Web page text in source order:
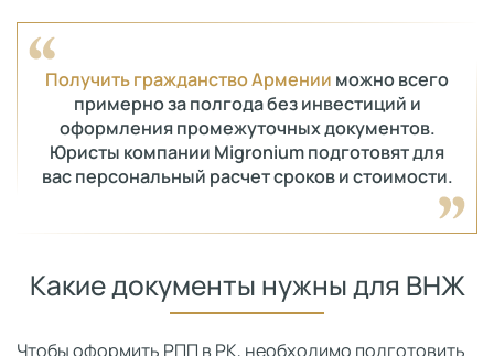
Получить гражданство Армении можно всего
примерно за полгода без инвестиций и
оформления промежуточных документов.
Юристы компании Migronium подготовят для
вас персональный расчет сроков и стоимости.
Какие документы нужны для ВНЖ
Чтобы оформить РПП в РК, необходимо подготовить